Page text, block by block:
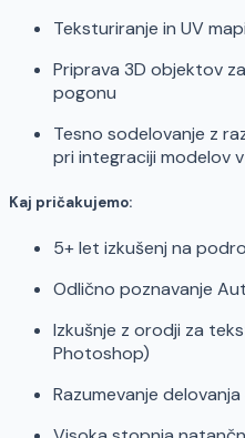
Teksturiranje in UV
Priprava 3D objektov
pogonu
Tesno sodelovanje z
pri integraciji modelov
Kaj pričakujemo:
5+ let izkušenj na
Odlično poznavanje
Izkušnje z orodji za
Photoshop)
Razumevanje